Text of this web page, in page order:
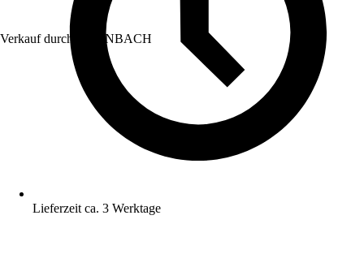
Verkauf durch: HORNBACH
Lieferzeit ca. 3 Werktage